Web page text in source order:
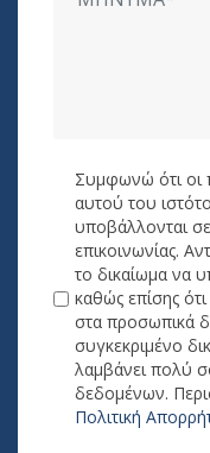
Συμφωνώ ότι οι
αυτού του
υποβάλλονται
επικοινωνίας.
το δικαίωμα να
καθώς επίσης
στα προσωπικά
συγκεκριμένο
λαμβάνει πολύ
δεδομένων.
Πολιτική